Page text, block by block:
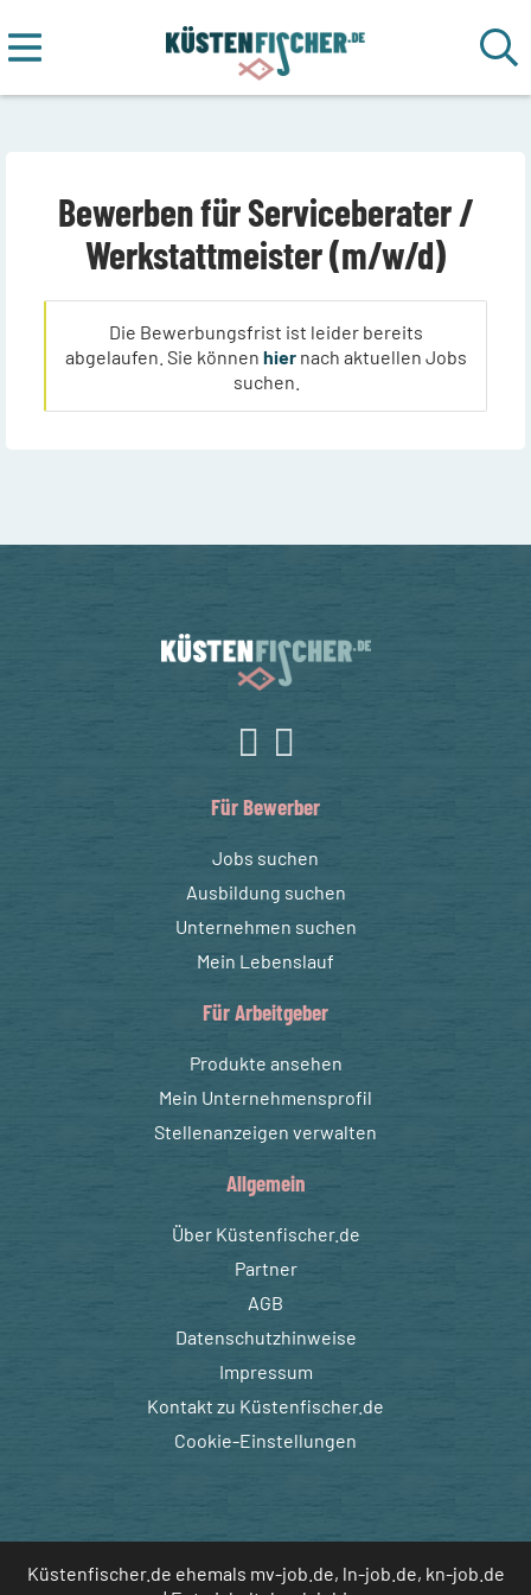
Bewerben für Serviceberater /
Werkstattmeister (m/w/d)
Die Bewerbungsfrist ist leider bereits
abgelaufen. Sie können hier nach aktuellen Jobs
suchen.
Für Bewerber
Jobs suchen
Ausbildung suchen
Unternehmen suchen
Mein Lebenslauf
Für Arbeitgeber
Produkte ansehen
Mein Unternehmensprofil
Stellenanzeigen verwalten
Allgemein
Über Küstenfischer.de
Partner
AGB
Datenschutzhinweise
Impressum
Kontakt zu Küstenfischer.de
Cookie-Einstellungen
Küstenfischer.de ehemals mv-job.de, ln-job.de, kn-job.de